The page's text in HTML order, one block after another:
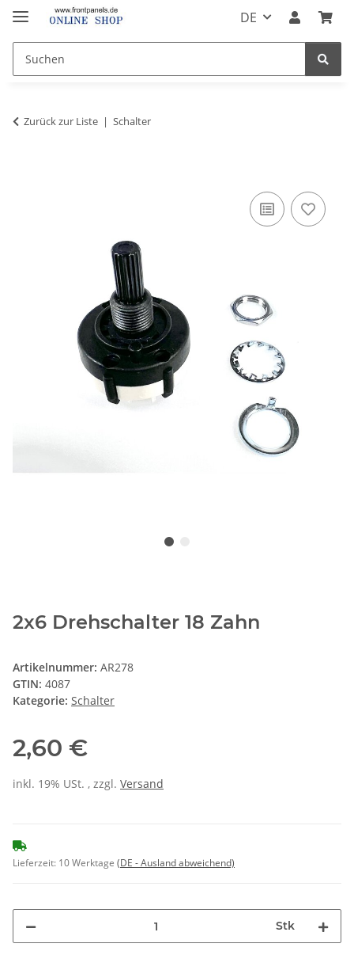
DE
Zurück zur Liste Schalter
2x6 Drehschalter 18 Zahn
Artikelnummer: AR278
GTIN: 4087
Kategorie: Schalter
2,60 €
inkl. 19% USt. , zzgl. Versand
Lieferzeit: 10 Werktage (DE - Ausland abweichend)
Stk